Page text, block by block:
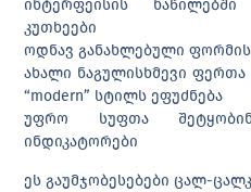
ინტერფეისის
კუთხეები
ოდნავ განახლებული
ახალი ნაგულისხმევი
“modern” სტილს ეფუძნება
უფრო სუფთა
ინდიკატორები
ეს გაუმჯობესებები ცალ-